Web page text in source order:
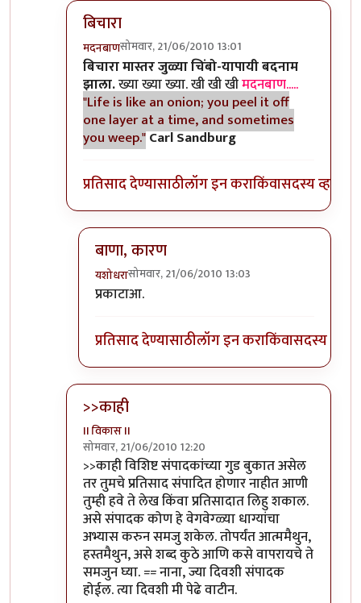
बिचारा
मदनबाणसोमवार, 21/06/2010 13:01
In reply toआणि बिचाराbyअवलिया
बिचारा मास्तर जुळ्या चिंबो-यापायी बदनाम
झाला.ख्या ख्या ख्या. खी खी खीमदनबाण.....
"Life is like an onion; you peel it off
one layer at a time, and sometimes
you weep."Carl Sandburg
प्रतिसाद देण्यासाठीलॉग इन कराकिंवासदस्य व्हा
बाणा, कारण
यशोधरासोमवार, 21/06/2010 13:03
In reply to
प्रकाटाआ.
प्रतिसाद देण्यासाठीलॉग इन कराकिंवासदस्य व्हा
>>काही
II विकास II
सोमवार, 21/06/2010 12:20
In reply toआणि बिचाराbyअवलिया
>>काही विशिष्ट संपादकांच्या गुड बुकात असेल
तर तुमचे प्रतिसाद संपादित होणार नाहीत आणी
तुम्ही हवे ते लेख किंवा प्रतिसादात लिहु शकाल.
असे संपादक कोण हे वेगवेग्ळ्या धाग्यांचा
अभ्यास करुन समजु शकेल. तोपर्यंत आत्ममैथुन,
हस्तमैथुन, असे शब्द कुठे आणि कसे वापरायचे ते
समजुन घ्या. == नाना, ज्या दिवशी संपादक
होईल. त्या दिवशी मी पेढे वाटीन.